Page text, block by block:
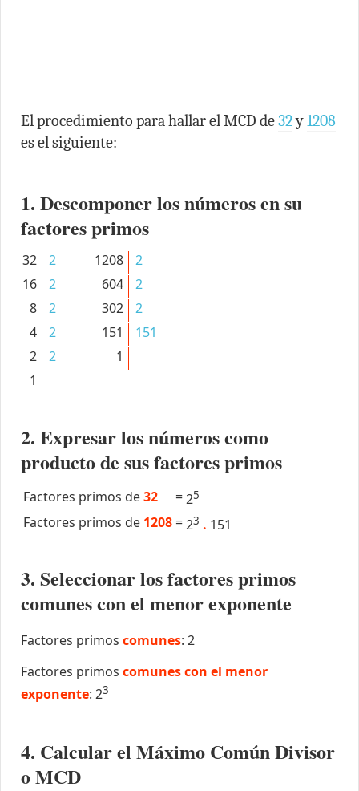
El procedimiento para hallar el MCD de32y1208
es el siguiente:
1. Descomponer los números en su
factores primos
32
2
16
2
8
2
4
2
2
2
1
1208
2
604
2
302
2
151
151
1
2. Expresar los números como
producto de sus factores primos
Factores primos de32 =25
Factores primos de 1208 =23 . 151
3. Seleccionar los factores primos
comunes con el menor exponente
Factores primos comunes: 2
Factores primos comunes con el menor
exponente: 23
4. Calcular el Máximo Común Divisor
o MCD